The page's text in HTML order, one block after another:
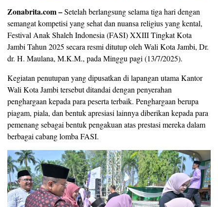
Zonabrita.com –Setelah berlangsung selama tiga hari dengan
semangat kompetisi yang sehat dan nuansa religius yang kental,
Festival Anak Shaleh Indonesia (FASI) XXIII Tingkat Kota
Jambi Tahun 2025 secara resmi ditutup oleh Wali Kota Jambi, Dr.
dr. H. Maulana, M.K.M., pada Minggu pagi (13/7/2025).
Kegiatan penutupan yang dipusatkan di lapangan utama Kantor
Wali Kota Jambi tersebut ditandai dengan penyerahan
penghargaan kepada para peserta terbaik. Penghargaan berupa
piagam, piala, dan bentuk apresiasi lainnya diberikan kepada para
pemenang sebagai bentuk pengakuan atas prestasi mereka dalam
berbagai cabang lomba FASI.